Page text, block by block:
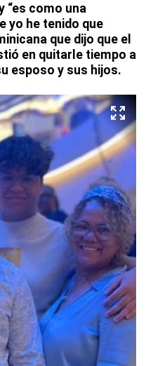
“es como una
yo he tenido que
que dijo que el
en quitarle tiempo a
esposo y sus hijos.